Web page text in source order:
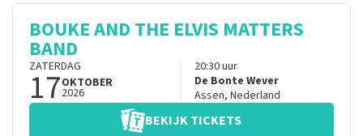
BOUKE AND THE ELVIS MATTERS
BAND
ZATERDAG
17OKTOBER
2026
20:30uur
De Bonte Wever
Assen, Nederland
BEKIJK TICKETS